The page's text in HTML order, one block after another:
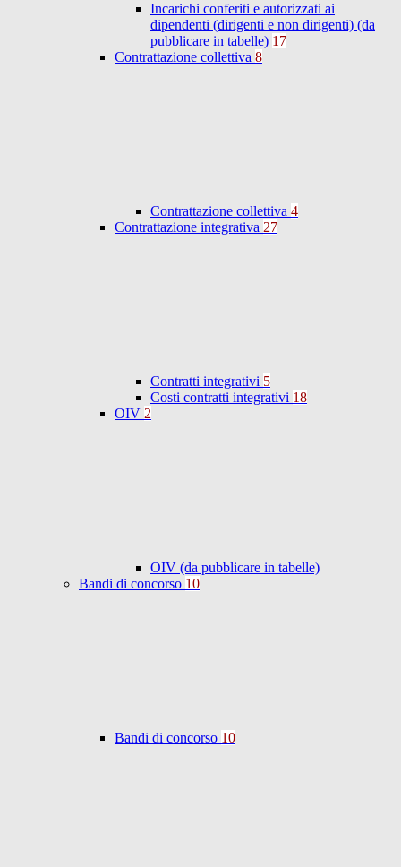
Incarichi conferiti e autorizzati ai
dipendenti (dirigenti e non dirigenti) (da
pubblicare in tabelle) 17
Contrattazione collettiva 8
Contrattazione collettiva 4
Contrattazione integrativa 27
Contratti integrativi 5
Costi contratti integrativi 18
OIV 2
OIV (da pubblicare in tabelle)
Bandi di concorso 10
Bandi di concorso 10